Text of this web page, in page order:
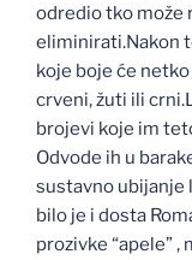
odredio tko može
eliminirati.Nakon
koje boje će
crveni, žuti ili
brojevi koje im
Odvode ih u
sustavno ubijanje
bilo je i dosta
prozivke “apele”